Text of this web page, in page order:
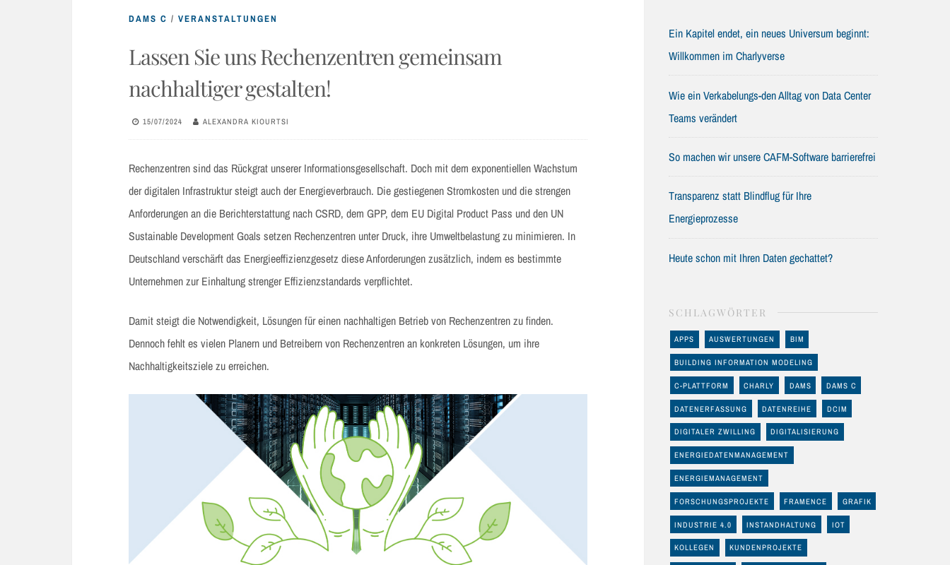
DAMS C / VERANSTALTUNGEN
Lassen Sie uns Rechenzentren gemeinsam
nachhaltiger gestalten!
15/07/2024 ALEXANDRA KIOURTSI
Rechenzentren sind das Rückgrat unserer Informationsgesellschaft. Doch mit dem exponentiellen Wachstum
der digitalen Infrastruktur steigt auch der Energieverbrauch. Die gestiegenen Stromkosten und die strengen
Anforderungen an die Berichterstattung nach CSRD, dem GPP, dem EU Digital Product Pass und den UN
Sustainable Development Goals setzen Rechenzentren unter Druck, ihre Umweltbelastung zu minimieren. In
Deutschland verschärft das Energieeffizienzgesetz diese Anforderungen zusätzlich, indem es bestimmte
Unternehmen zur Einhaltung strenger Effizienzstandards verpflichtet.
Damit steigt die Notwendigkeit, Lösungen für einen nachhaltigen Betrieb von Rechenzentren zu finden.
Dennoch fehlt es vielen Planern und Betreibern von Rechenzentren an konkreten Lösungen, um ihre
Nachhaltigkeitsziele zu erreichen.
Ein Kapitel endet, ein neues Universum beginnt:
Willkommen im Charlyverse
Wie ein Verkabelungs-den Alltag von Data Center
Teams verändert
So machen wir unsere CAFM-Software barrierefrei
Transparenz statt Blindflug für Ihre
Energieprozesse
Heute schon mit Ihren Daten gechattet?
SCHLAGWÖRTER
APPS AUSWERTUNGEN BIM
BUILDING INFORMATION MODELING
C-PLATTFORM CHARLY DAMS DAMS C
DATENERFASSUNG DATENREIHE DCIM
DIGITALER ZWILLING DIGITALISIERUNG
ENERGIEDATENMANAGEMENT
ENERGIEMANAGEMENT
FORSCHUNGSPROJEKTE FRAMENCE GRAFIK
INDUSTRIE 4.0 INSTANDHALTUNG IOT
KOLLEGEN KUNDENPROJEKTE